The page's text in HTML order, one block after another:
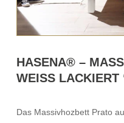
HASENA® –
WEISS LACKIERT
Das Massivhozbett Prato